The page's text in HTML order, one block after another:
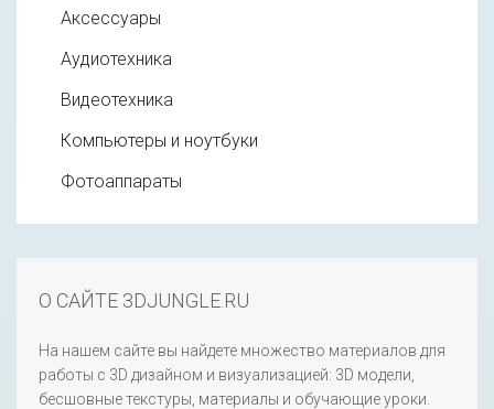
Аксессуары
Аудиотехника
Видеотехника
Компьютеры и ноутбуки
Фотоаппараты
О САЙТЕ 3DJUNGLE.RU
На нашем сайте вы найдете множество материалов для
работы с 3D дизайном и визуализацией: 3D модели,
бесшовные текстуры, материалы и обучающие уроки.